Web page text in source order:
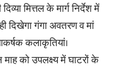
मित्तल के मार्ग निर्देश में
दिखेगा गंगा अवतरण व मां
कलाकृतियां।
को उपलक्ष्य में घाटरों के